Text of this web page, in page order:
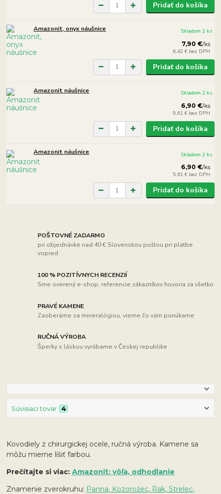
Pridať do košíka
Amazonit, onyx náušnice
7,90 €/ks
6,42 € bez DPH
Skladom 2 ks
Pridať do košíka
Amazonit náušnice
6,90 €/ks
5,61 € bez DPH
Skladom 2 ks
Pridať do košíka
Amazonit náušnice
6,90 €/ks
5,61 € bez DPH
Skladom 2 ks
Pridať do košíka
POŠTOVNÉ ZADARMO
pri objednávke nad 40 € Slovenskou poštou pri platbe
vopred
100 % POZITÍVNYCH RECENZIÍ
Sme overený e-shop, referencie zákazníkov hovoria za všetko
PRAVÉ KAMENE
Zaoberáme sa mineralógiou, vieme čo vám ponúkame
RUČNÁ VÝROBA
Šperky s láskou vyrábame v Českej republike
Súvisiaci tovar 4
Kovodiely z chirurgickej ocele, ručná výroba. Kamene sa
môžu mierne líšiť farbou.
Prečítajte si viac:Amazonit: vôľa, odhodlanie
Znamenie zverokruhu: Panna, Kozorožec, Rak, Strelec,